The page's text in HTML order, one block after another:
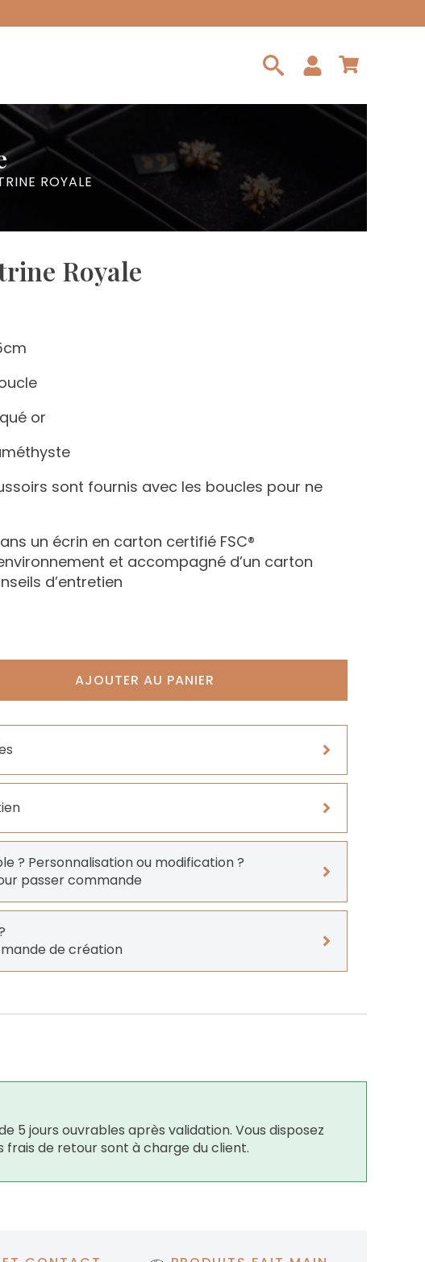
ROYALE
Royale
or
sont fournis avec les boucles pour ne
un écrin en carton certifié FSC®
et accompagné d’un carton
d’entretien
AJOUTER AU PANIER
? Personnalisation ou modification ?
passer commande
de création
5 jours ouvrables après validation. Vous disposez
frais de retour sont à charge du client.